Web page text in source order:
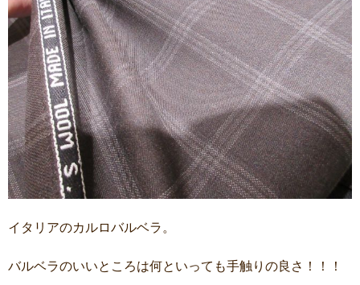
イタリアのカルロバルベラ。
バルベラのいいところは何といっても手触りの良さ！！！